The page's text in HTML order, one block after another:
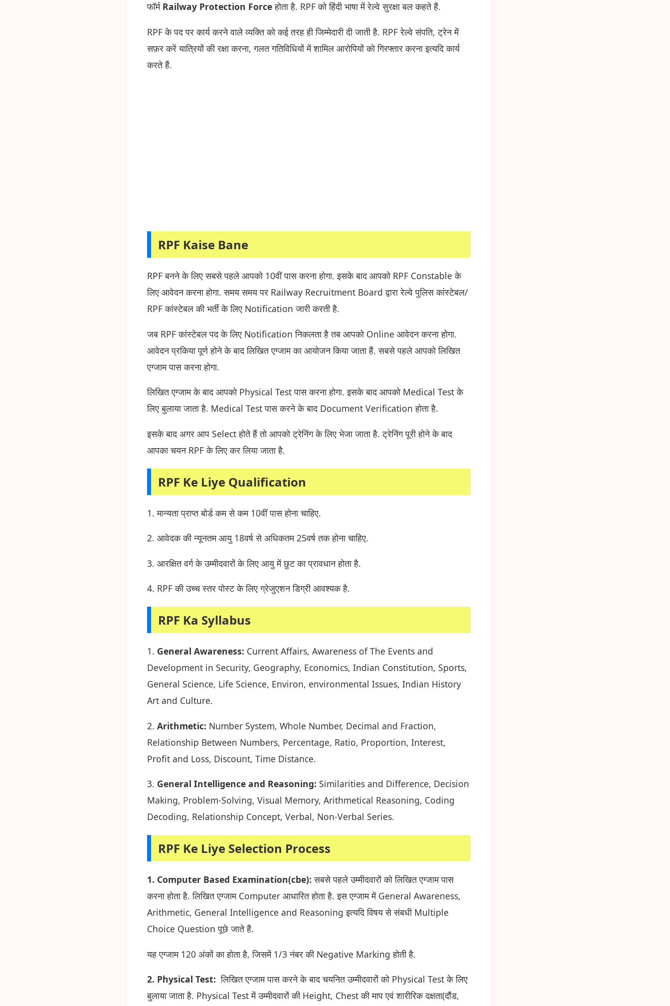
फॉर्म Railway Protection Forceहोता है. RPF को हिंदी भाषा में रेल्वे सुरक्षा बल कहते हैं.
RPF के पद पर कार्य करने वाले व्यक्ति को कई तरह ही जिम्मेदारी दी जाती है. RPF रेल्वे संपति, ट्रेन में
सफ़र करें यात्रियों की रक्षा करना, गलत गतिविधियों में शामिल आरोपियों को गिरफ्तार करना इत्यदि कार्य
करते हैं.
RPF Kaise Bane
RPF बनने के लिए सबसे पहले आपको 10वीं पास करना होगा. इसके बाद आपको RPF Constable के
लिए आवेदन करना होगा. समय समय पर Railway Recruitment Board द्वारा रेल्वे पुलिस कांस्टेबल/
RPF कांस्टेबल की भर्ती के लिए Notification जारी करती है.
जब RPF कांस्टेबल पद के लिए Notification निकलता है तब आपको Online आवेदन करना होगा.
आवेदन प्रकिया पूर्ण होने के बाद लिखित एग्जाम का आयोजन किया जाता हैं. सबसे पहले आपको लिखित
एग्जाम पास करना होगा.
लिखित एग्जाम के बाद आपको Physical Test पास करना होगा. इसके बाद आपको Medical Test के
लिए बुलाया जाता है. Medical Test पास करने के बाद Document Verification होता है.
इसके बाद अगर आप Select होते हैं तो आपको ट्रेनिंग के लिए भेजा जाता है. ट्रेनिंग पूरी होने के बाद
आपका चयन RPF के लिए कर लिया जाता है.
RPF Ke Liye Qualification
1. मान्यता प्राप्त बोर्ड कम से कम 10वीं पास होना चाहिए.
2. आवेदक की न्यूनतम आयु 18वर्ष से अधिकतम 25वर्ष तक होना चाहिए.
3. आरक्षित वर्ग के उम्मीदवारों के लिए आयु में छुट का प्रावधान होता है.
4. RPF की उच्च स्तर पोस्ट के लिए ग्रेजुएशन डिग्री आवश्यक है.
RPF Ka Syllabus
1. General Awareness: Current Affairs, Awareness of The Events and
Development in Security, Geography, Economics, Indian Constitution, Sports,
General Science, Life Science, Environ, environmental Issues, Indian History
Art and Culture.
2.Arithmetic: Number System, Whole Number, Decimal and Fraction,
Relationship Between Numbers, Percentage, Ratio, Proportion, Interest,
Profit and Loss, Discount, Time Distance.
3. General Intelligence and Reasoning: Similarities and Difference, Decision
Making, Problem-Solving, Visual Memory, Arithmetical Reasoning, Coding
Decoding, Relationship Concept, Verbal, Non-Verbal Series.
RPF Ke Liye Selection Process
1. Computer Based Examination(cbe): सबसे पहले उम्मीदवारों को लिखित एग्जाम पास
करना होता है. लिखित एग्जाम Computer आधारित होता है. इस एग्जाम में General Awareness,
Arithmetic, General Intelligence and Reasoning इत्यदि विषय से संबधी Multiple
Choice Question पूछे जाते हैं.
यह एग्जाम 120 अंकों का होता है, जिसमें 1/3 नंबर की Negative Marking होती है.
2. Physical Test: लिखित एग्जाम पास करने के बाद चयनित उम्मीदवारों को Physical Test के लिए
बुलाया जाता है. Physical Test में उम्मीदवारों की Height, Chest की माप एवं शारीरिक दक्षता(दौंड,